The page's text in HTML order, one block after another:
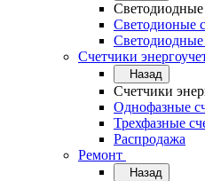
Светодиодные
Светодионые
Счетчики
Назад
Счетчики
Однофазные
Трехфазные
Распродажа
Ремонт
Назад